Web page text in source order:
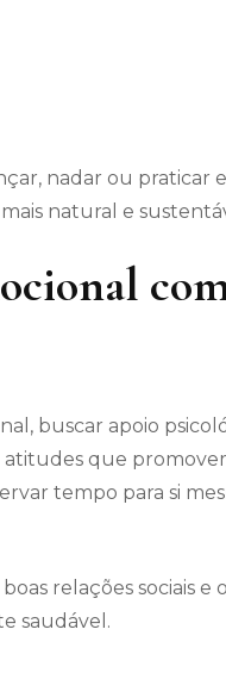
nadar ou praticar
natural e
buscar apoio
atitudes que
tempo para si
relações sociais e
saudável.